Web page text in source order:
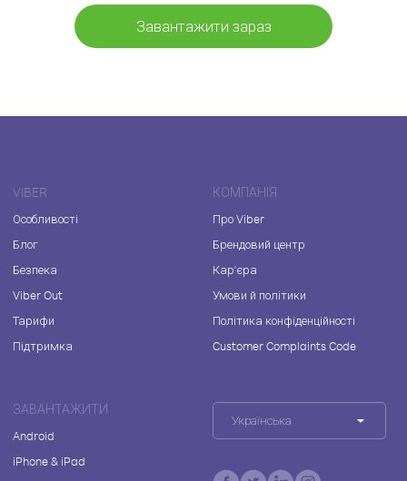
Завантажити зараз
VIBER
Особливості
Блог
Безпека
Viber Out
Тарифи
Підтримка
КОМПАНІЯ
Про Viber
Брендовий центр
Кар'єра
Умови й політики
Політика конфіденційності
Customer Complaints Code
ЗАВАНТАЖИТИ
Android
iPhone & iPad
Українська